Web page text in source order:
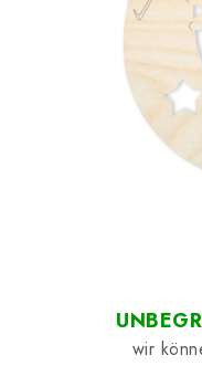
Datenschutzerklärung